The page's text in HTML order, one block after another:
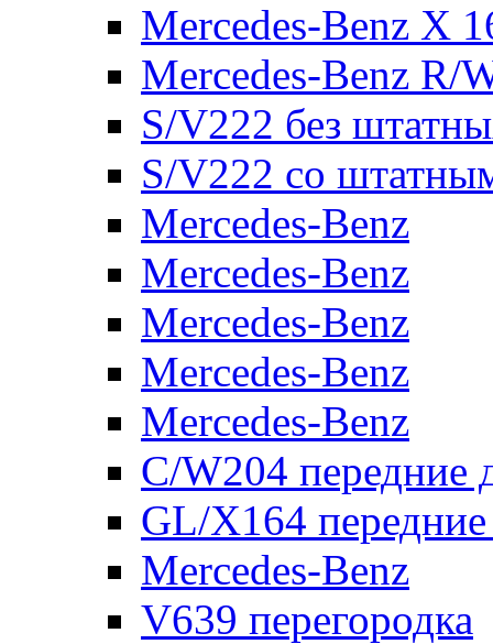
Mercedes-Benz X
Mercedes-Benz R/
S/V222 без
S/V222 со
Mercedes-Benz
Mercedes-Benz
Mercedes-Benz
Mercedes-Benz
Mercedes-Benz
C/W204 передние
GL/X164
Mercedes-Benz
V639 перегородка